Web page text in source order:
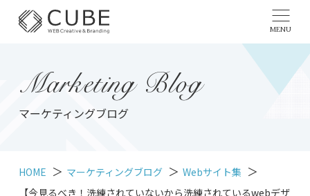
MENU
Marketing Blog
マーケティングブログ
HOME マーケティングブログ
Webサイト集
【今見るべき！洗練されていないから洗練されているwebデザ